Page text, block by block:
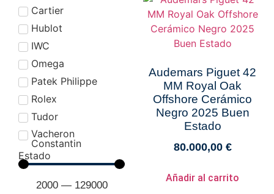
Cartier
Hublot
IWC
Omega
Patek Philippe
Rolex
Tudor
Vacheron
Constantin
Estado
2000— 129000
Audemars Piguet 42
MM Royal Oak
Offshore Cerámico
Negro 2025 Buen
Estado
80.000,00 €
Añadir al carrito